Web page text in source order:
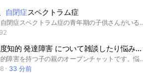
自閉症スペクトラム症
発達障害、自閉症スペクトラム症の青年期の子供さんがいる方いろいろな事を語り合える方。
知的 発達障害 について雑談したり悩みを話したりしませんか☺️
自閉症や知的障害を持つ子の親のオープンチャットです。悩みごとや愚痴など、気軽に話しませんか。管理人にはこどもが2人(高3、小5)がいて、小5が自閉症・重度知的です。 #自閉症 #知的障害 #発達障害 #富山
33 分前